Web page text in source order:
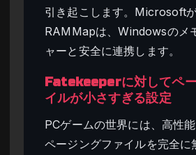
引き起こします。Microsoft
RAMMapは、Windowsのメ
ャーと安全に連携します。
Fatekeeperに対してペ
イルが小さすぎる設定
PCゲームの世界には、高性
ページングファイルを完全に